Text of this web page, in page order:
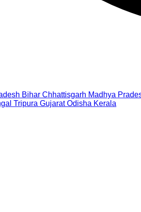
Bihar Chhattisgarh Madhya
Tripura Gujarat Odisha Kerala